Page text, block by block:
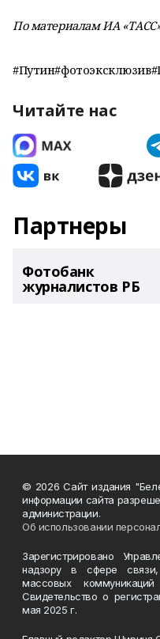
По материалам ИА
Читайте нас
Партнеры
Фотобанк
журналистов РБ
© 2026 Сайт издания
информации сайта
администрации.
Об использовании
Зарегистрировано
надзору в сфере связи,
массовых
Свидетельство о
мая 2025 г.